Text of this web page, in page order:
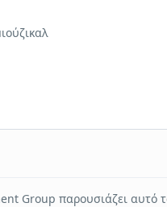
Group παρουσιάζει αυτό